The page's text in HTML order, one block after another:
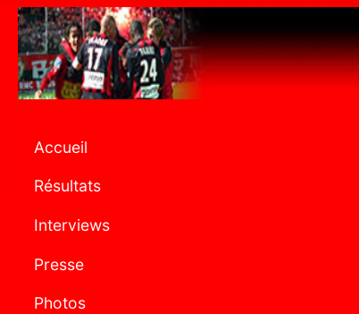
Accueil
Résultats
Interviews
Presse
Photos